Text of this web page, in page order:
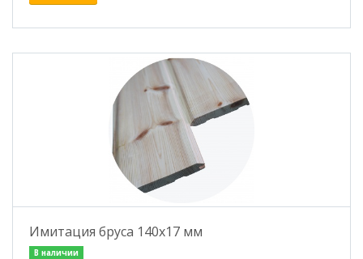
Имитация бруса 140х17 мм
В наличии